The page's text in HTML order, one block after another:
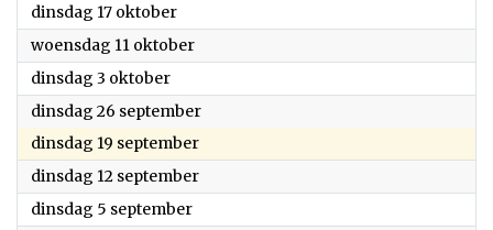
dinsdag 17 oktober2023
woensdag 11 oktober2023
dinsdag 3 oktober2023
dinsdag 26 september2023
dinsdag 19 september2023
dinsdag 12 september2023
dinsdag 5 september2023